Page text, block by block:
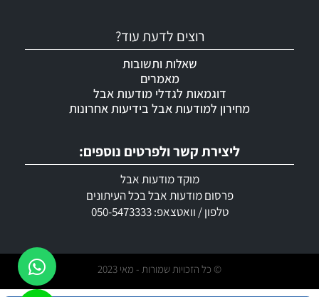
ליצירת קשר ולפרטים נוספים:
מוקד מודעות אבל
פרסום מודעות אבל בכל העיתונים
טלפון / וואטצאפ: 050-5473333
רוצים לדעת עוד?
שאלות ותשובות
מאמרים
דוגמאות לגדלי מודעות אבל
מחירון למודעות אבל בידיעות אחרונות
© כל הזכויות שמורות - מאי 2023